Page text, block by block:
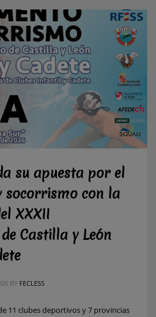
su apuesta por el
socorrismo con la
XXXII
Castilla y León
BY FECLESS
11 clubes deportivos y 7 provincias